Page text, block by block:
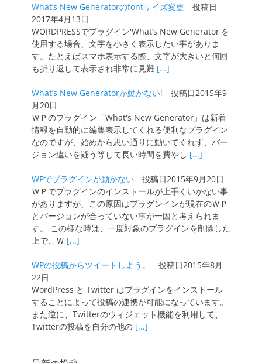
What’s New Generatorのfontサイズ変更
投稿日
2017年4月13日
WORDPRESSでプラグイン'What’s New Generator'を
使用する場合、文字を小さく表示したい事がありま
す。たとえばスマホ表示する際、文字が大きいと何回
も折り返して表示され非常に見難 [...]
What’s New Generatorが動かない!
投稿日2015年9
月20日
ＷＰのプラグイン「What's New Generator」は新着
情報を自動的に編集表示してくれる便利なプラグイン
なのですが、始めから思い通りに動いてくれず、バー
ジョン違いを疑う等して長い時間を費やし [...]
WPでプラグインが動かない
投稿日2015年9月20日
ＷＰでプラグインのインストールが上手くいかない事
がありますが、この原因はプラグンインが現在のＷＰ
とバージョンが合っていない事が一因と考えられま
す。 この様な時は、一度対象のプラグインを削除した
上で、Ｗ [...]
WPの投稿からツイートしよう。
投稿日2015年8月
22日
WordPress と Twitter はプラグインをインストール
することによって投稿の連携が可能になっています。
また逆に、Twitterのウィジェット機能を利用して、
Twitterの投稿を自分の他の [...]